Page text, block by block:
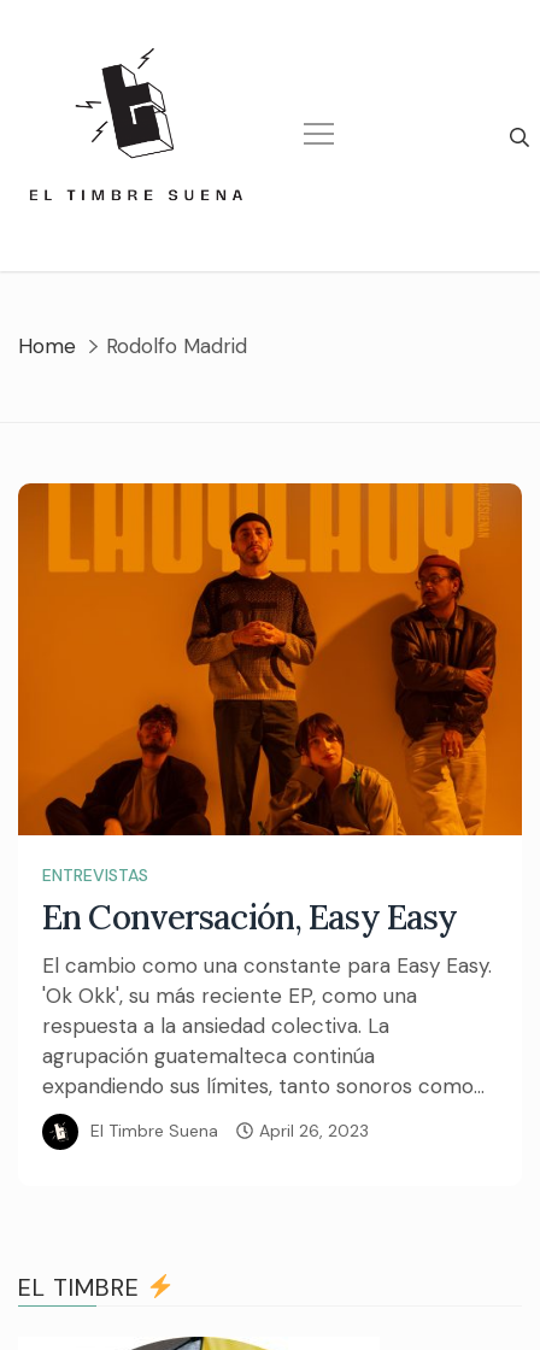
Home Rodolfo Madrid
ENTREVISTAS
En Conversación, Easy Easy
El cambio como una constante para Easy Easy.
'Ok Okk', su más reciente EP, como una
respuesta a la ansiedad colectiva. La
agrupación guatemalteca continúa
expandiendo sus límites, tanto sonoros como...
El Timbre Suena April 26, 2023
EL TIMBRE